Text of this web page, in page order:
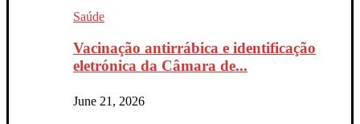
Saúde
Vacinação antirrábica e identificação
eletrónica da Câmara de...
June 21, 2026